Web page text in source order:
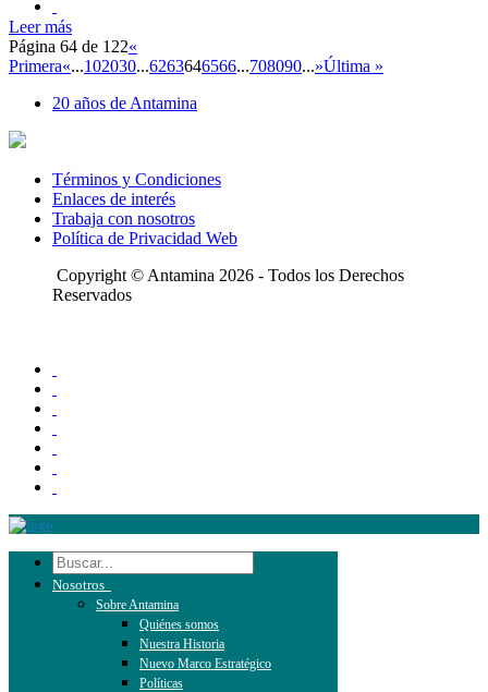
Leer más
Página 64 de 122«
Primera«...102030...6263646566...708090...»Última »
20 años de Antamina
Términos y Condiciones
Enlaces de interés
Trabaja con nosotros
Política de Privacidad Web
Copyright © Antamina 2026 - Todos los Derechos
Reservados
Nosotros
Sobre Antamina
Quiénes somos
Nuestra Historia
Nuevo Marco Estratégico
Políticas